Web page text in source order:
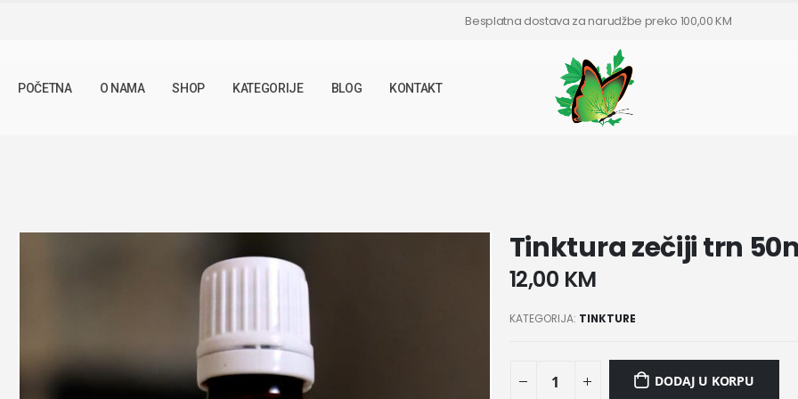
Besplatna dostava za narudžbe preko 100,00 KM
POČETNA O NAMA SHOP KATEGORIJE BLOG KONTAKT
Tinktura zečiji trn
12,00 KM
KATEGORIJA: TINKTURE
DODAJ U KORPU